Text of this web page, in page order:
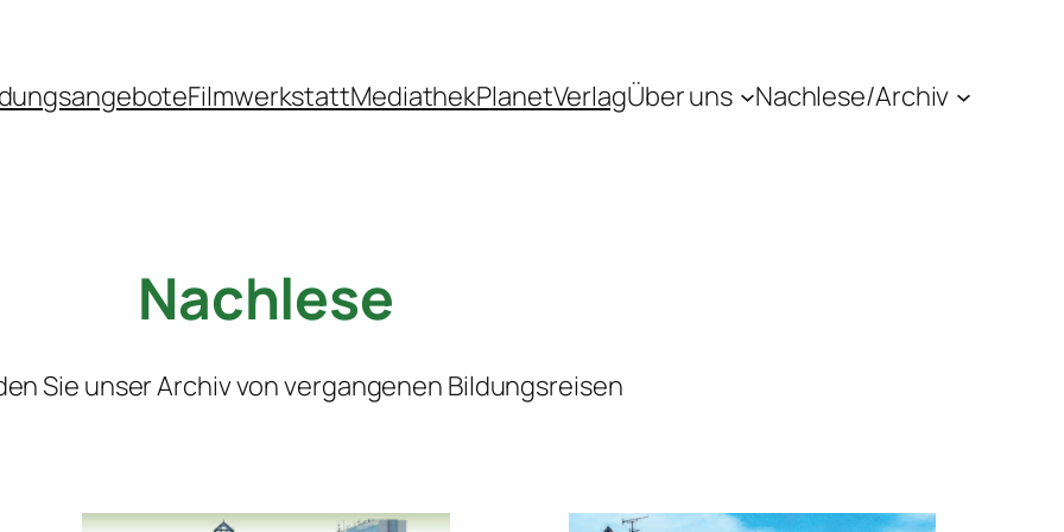
FilmwerkstattMediathekPlanetVerlagÜber uns Nachlese/Archiv
Nachlese
Sie unser Archiv von vergangenen Bildungsreisen